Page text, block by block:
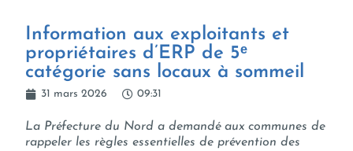
Information aux exploitants et
propriétaires d’ERP de 5ᵉ
catégorie sans locaux à sommeil
31 mars 2026 09:31
La Préfecture du Nord a demandé aux communes de
rappeler les règles essentielles de prévention des